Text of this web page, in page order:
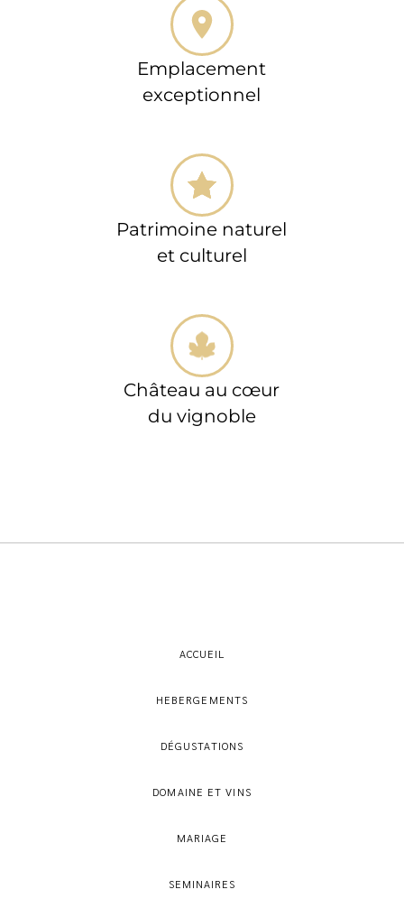
Emplacement
exceptionnel
Patrimoine naturel
et culturel
Château au cœur
du vignoble
ACCUEIL
HEBERGEMENTS
DÉGUSTATIONS
DOMAINE ET VINS
MARIAGE
SEMINAIRES